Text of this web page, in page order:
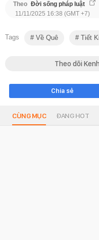
Theo Đời sống pháp luật
11/11/2025 16:38 (GMT +7)
Tags Về Quê Tiết
Theo dõi
Chia sẻ
CÙNG MỤC ĐANG HOT